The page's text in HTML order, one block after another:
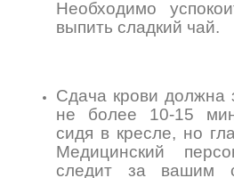
Необходимо
выпить сладкий чай.
Сдача крови должна
не более 10-15
сидя в кресле, но
Медицинский
следит за вашим